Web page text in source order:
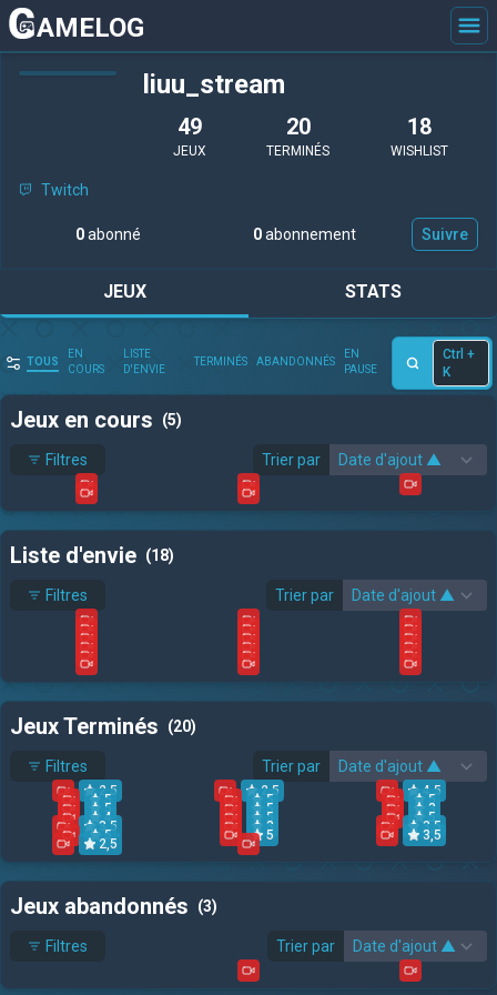
AMELOG
liuu_stream
49
JEUX
20
TERMINÉS
18
WISHLIST
Twitch
0abonné 0abonnement Suivre
JEUX STATS
TOUS
EN
COURS
LISTE
D'ENVIE
TERMINÉS ABANDONNÉS
EN
PAUSE
Ctrl +
K
Jeux en cours (5)
Filtres Trier par
Liste d'envie (18)
Filtres Trier par
Jeux Terminés (20)
Filtres Trier par
2,5 2,5 4,5
5 5 5
5 5 3
4 5 5
3,5 3 3,5
5 5 3,5
2,5
Jeux abandonnés (3)
Filtres Trier par